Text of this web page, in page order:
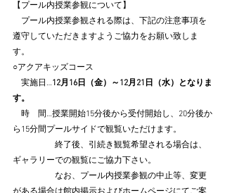
【プール内授業参観について】
プール内授業参観される際は、下記の注意事項を
遵守していただきますようご協力をお願い致しま
す。
○アクアキッズコース
実施日…12月16日（金）～12月21日（水）となりま
す。
時　間…授業開始15分後から受付開始し、20分後か
ら15分間プールサイドで観覧いただけます。
終了後、引続き観覧希望される場合は、
ギャラリーでの観覧にご協力下さい。
なお、プール内授業参観の中止等、変更